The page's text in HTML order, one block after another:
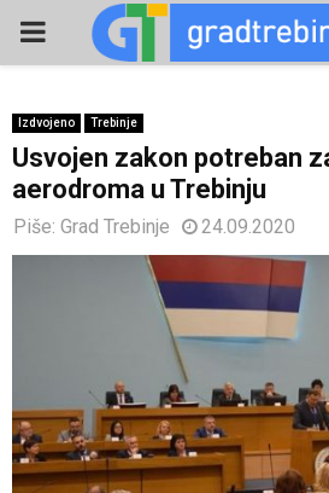
PRIMARY
Izdvojeno Trebinje
Usvojen zakon potreban
aerodroma u Trebinju
Piše: Grad Trebinje 24.09.2020